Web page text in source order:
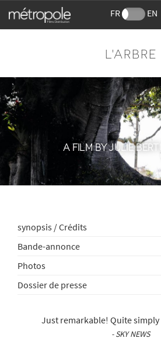
FR EN
L'ARBRE
A FILM BY JULIE
synopsis / Crédits
Bande-annonce
Photos
Dossier de presse
Just remarkable! Quite
- SKY NEWS